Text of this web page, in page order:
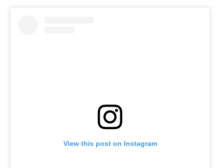
View this post on Instagram